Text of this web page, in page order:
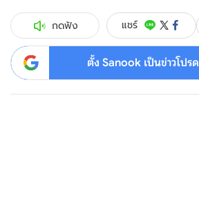
กดฟัง แชร์
ตั้ง Sanook เป็นข่าวโป